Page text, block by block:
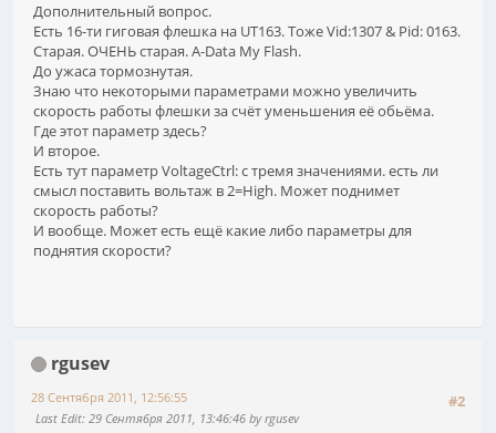
Дополнительный вопрос.
Есть 16-ти гиговая флешка на UT163. Тоже Vid:1307 & Pid: 0163.
Старая. ОЧЕНЬ старая. A-Data My Flash.
До ужаса тормознутая.
Знаю что некоторыми параметрами можно увеличить
скорость работы флешки за счёт уменьшения её обьёма.
Где этот параметр здесь?
И второе.
Есть тут параметр VoltageCtrl: с тремя значениями. есть ли
смысл поставить вольтаж в 2=High. Может поднимет
скорость работы?
И вообще. Может есть ещё какие либо параметры для
поднятия скорости?
rgusev
#2
28 Сентября 2011, 12:56:55
Last Edit: 29 Сентября 2011, 13:46:46 by rgusev